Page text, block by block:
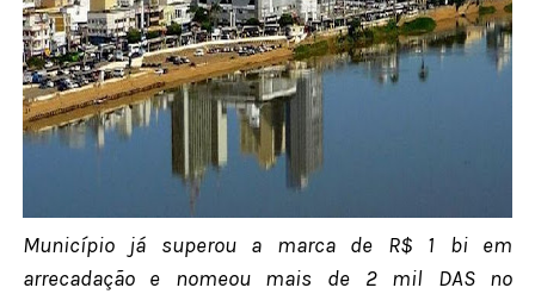
Município já superou a marca de R$ 1 bi em
arrecadação e nomeou mais de 2 mil DAS no